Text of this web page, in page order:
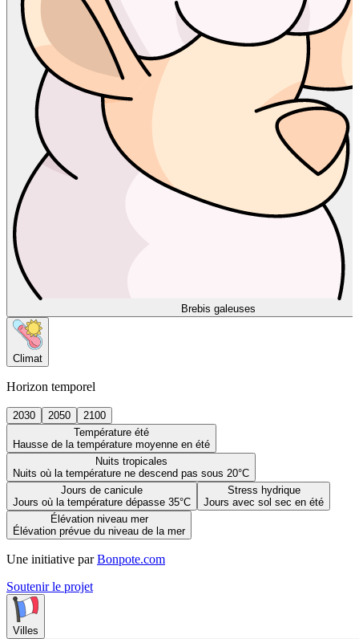
Brebis galeuses
Climat
Horizon temporel
2030 2050
2100
Température été
Hausse de la température moyenne en été
Nuits tropicales
Nuits où la température ne descend pas sous 20°C
Jours de canicule
Jours où la température dépasse 35°C
Stress hydrique
Jours avec sol sec en été
Élévation niveau mer
Élévation prévue du niveau de la mer
Une initiative par Bonpote.com
Soutenir le projet
Villes